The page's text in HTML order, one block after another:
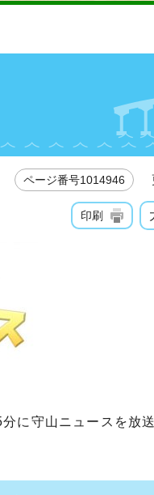
ページ番号1014946
印刷
に守山ニュースを放送